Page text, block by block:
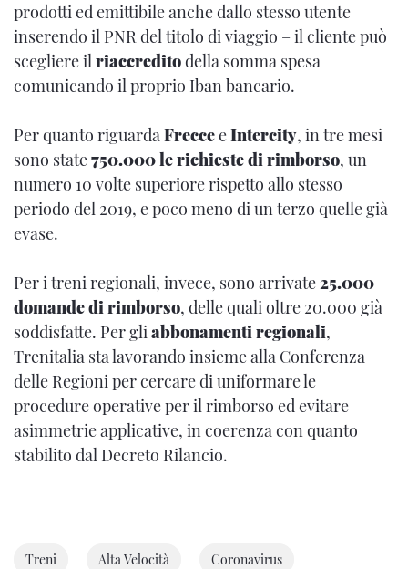
prodotti ed emittibile anche dallo stesso utente
inserendo il PNR del titolo di viaggio – il cliente può
scegliere ilriaccreditodella somma spesa
comunicando il proprio Iban bancario.
Per quanto riguardaFrecceeIntercity, in tre mesi
sono state750.000 le richieste di rimborso, un
numero 10 volte superiore rispetto allo stesso
periodo del 2019, e poco meno di un terzo quelle già
evase.
Per i treni regionali, invece, sono arrivate25.000
domande di rimborso, delle quali oltre 20.000 già
soddisfatte. Per gliabbonamenti regionali,
Trenitalia sta lavorando insieme alla Conferenza
delle Regioni per cercare di uniformare le
procedure operative per il rimborso ed evitare
asimmetrie applicative, in coerenza con quanto
stabilito dal Decreto Rilancio.
Treni Alta Velocità Coronavirus